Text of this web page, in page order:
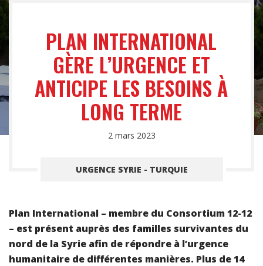
PLAN INTERNATIONAL
GÈRE L’URGENCE ET
ANTICIPE LES BESOINS À
LONG TERME
2 mars 2023
URGENCE SYRIE - TURQUIE
Plan International – membre du Consortium 12-12
– est présent auprès des familles survivantes du
nord de la Syrie afin de répondre à l’urgence
humanitaire de différentes manières. Plus de 14